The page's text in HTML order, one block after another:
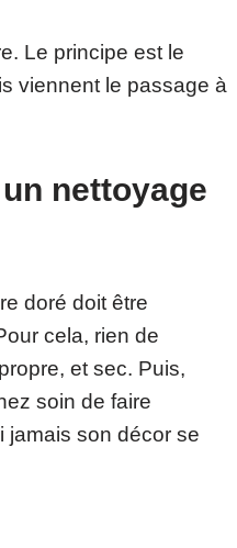
Le principe est le
viennent le passage à
nettoyage
doré doit être
cela, rien de
et sec. Puis,
soin de faire
jamais son décor se